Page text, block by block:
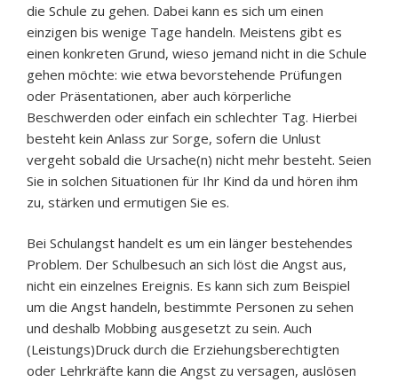
die Schule zu gehen. Dabei kann es sich um einen
einzigen bis wenige Tage handeln. Meistens gibt es
einen konkreten Grund, wieso jemand nicht in die Schule
gehen möchte: wie etwa bevorstehende Prüfungen
oder Präsentationen, aber auch körperliche
Beschwerden oder einfach ein schlechter Tag. Hierbei
besteht kein Anlass zur Sorge, sofern die Unlust
vergeht sobald die Ursache(n) nicht mehr besteht. Seien
Sie in solchen Situationen für Ihr Kind da und hören ihm
zu, stärken und ermutigen Sie es.
Bei Schulangst handelt es um ein länger bestehendes
Problem. Der Schulbesuch an sich löst die Angst aus,
nicht ein einzelnes Ereignis. Es kann sich zum Beispiel
um die Angst handeln, bestimmte Personen zu sehen
und deshalb Mobbing ausgesetzt zu sein. Auch
(Leistungs)Druck durch die Erziehungsberechtigten
oder Lehrkräfte kann die Angst zu versagen, auslösen